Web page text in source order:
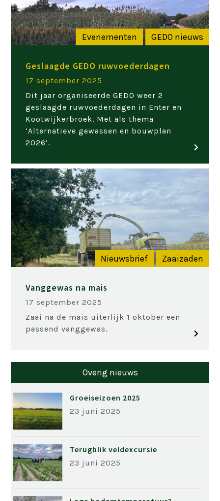
Evenementen GEDO nieuws
Geslaagde GEDO ruwvoederdagen
17 september 2025
Dit jaar organiseerde GEDO weer 2
geslaagde ruwvoederdagen in Enter en
Kootwijkerbroek. Met als thema
‘Alternatieve gewassen en bouwplan
2026’.
Nieuwsbrief Zaaizaden
Vanggewas na mais
17 september 2025
Zaai na de mais uiterlijk 1 oktober een
passend vanggewas.
Overig nieuws
Groeiseizoen 2025
23 juni 2025
Terugblik veldexcursie
23 juni 2025